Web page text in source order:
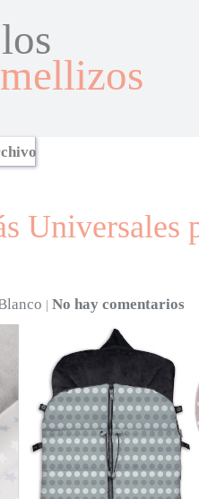
Universales
| No hay comentarios